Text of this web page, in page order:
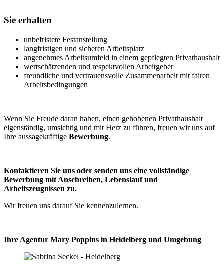
Sie erhalten
unbefristete Festanstellung
langfristigen und sicheren Arbeitsplatz
angenehmes Arbeitsumfeld in einem gepflegten Privathaushalt
wertschätzenden und respektvollen Arbeitgeber
freundliche und vertrauensvolle Zusammenarbeit mit fairen
Arbeitsbedingungen
Wenn Sie Freude daran haben, einen gehobenen Privathaushalt
eigenständig, umsichtig und mit Herz zu führen, freuen wir uns auf
Ihre aussagekräftige Bewerbung.
Kontaktieren Sie uns oder senden uns eine vollständige
Bewerbung mit Anschreiben, Lebenslauf und
Arbeitszeugnissen zu.
Wir freuen uns darauf Sie kennenzulernen.
Ihre Agentur Mary Poppins in Heidelberg und Umgebung